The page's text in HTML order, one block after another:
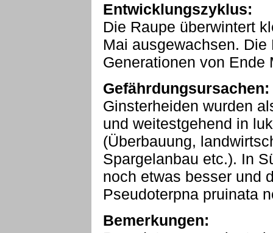
Entwicklungszyklus:
Die Raupe überwintert
Mai ausgewachsen.
Generationen von Ende
Gefährdungsursachen:
Ginsterheiden wurden
und weitestgehend in
(Überbauung,
Spargelanbau etc.). In
noch etwas besser und
Pseudoterpna pruinata
Bemerkungen: